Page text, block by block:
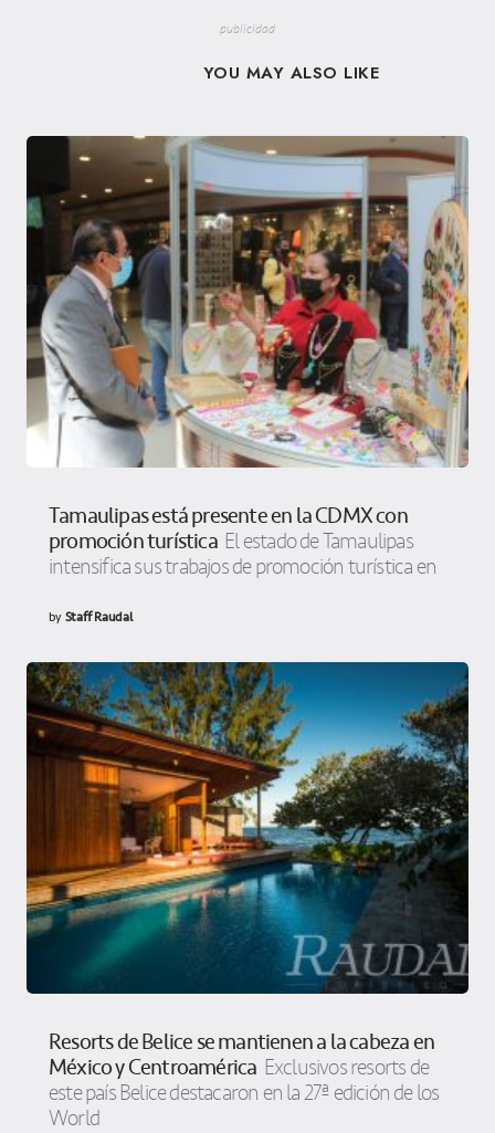
publicidad
YOU MAY ALSO LIKE
Tamaulipas está presente en la CDMX con
promoción turística El estado de Tamaulipas
intensifica sus trabajos de promoción turística en
byStaff Raudal
Resorts de Belice se mantienen a la cabeza en
México y Centroamérica Exclusivos resorts de
este país Belice destacaron en la 27ª edición de los
World